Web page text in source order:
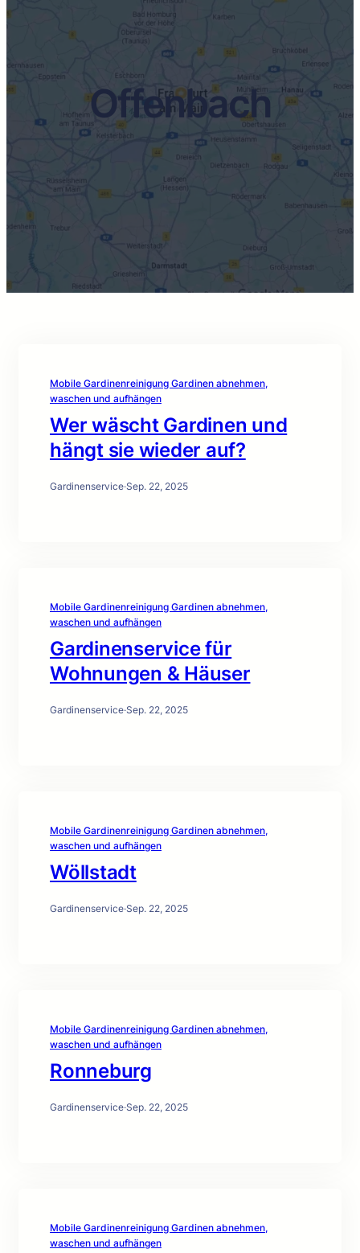
Offenbach
Mobile Gardinenreinigung Gardinen abnehmen,
waschen und aufhängen
Wer wäscht Gardinen und
hängt sie wieder auf?
Gardinenservice·Sep. 22, 2025
Mobile Gardinenreinigung Gardinen abnehmen,
waschen und aufhängen
Gardinenservice für
Wohnungen & Häuser
Gardinenservice·Sep. 22, 2025
Mobile Gardinenreinigung Gardinen abnehmen,
waschen und aufhängen
Wöllstadt
Gardinenservice·Sep. 22, 2025
Mobile Gardinenreinigung Gardinen abnehmen,
waschen und aufhängen
Ronneburg
Gardinenservice·Sep. 22, 2025
Mobile Gardinenreinigung Gardinen abnehmen,
waschen und aufhängen